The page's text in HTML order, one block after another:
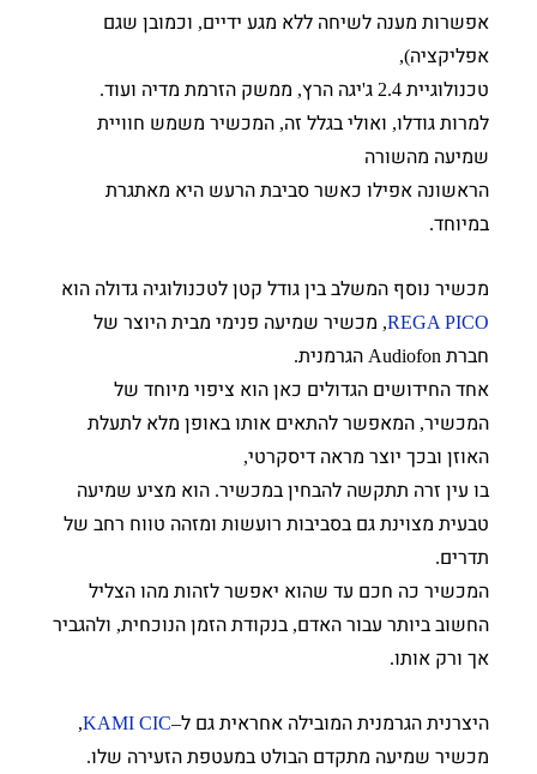
אפשרות מענה לשיחה ללא מגע ידיים, וכמובן שגם
אפליקציה),
טכנולוגיית 2.4 ג'יגה הרץ, ממשק הזרמת מדיה ועוד.
למרות גודלו, ואולי בגלל זה, המכשיר משמש חוויית
שמיעה מהשורה
הראשונה אפילו כאשר סביבת הרעש היא מאתגרת
במיוחד.
מכשיר נוסף המשלב בין גודל קטן לטכנולוגיה גדולה הוא
REGA PICO
, מכשיר שמיעה פנימי מבית היוצר של
חברת Audiofon הגרמנית.
אחד החידושים הגדולים כאן הוא ציפוי מיוחד של
המכשיר, המאפשר להתאים אותו באופן מלא לתעלת
האוזן ובכך יוצר מראה דיסקרטי,
בו עין זרה תתקשה להבחין במכשיר. הוא מציע שמיעה
טבעית מצוינת גם בסביבות רועשות ומזהה טווח רחב של
תדרים.
המכשיר כה חכם עד שהוא יאפשר לזהות מהו הצליל
החשוב ביותר עבור האדם, בנקודת הזמן הנוכחית, ולהגביר
אך ורק אותו.
היצרנית הגרמנית המובילה אחראית גם ל–
KAMI CIC
,
מכשיר שמיעה מתקדם הבולט במעטפת הזעירה שלו.